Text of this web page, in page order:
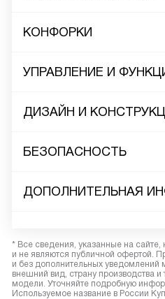
КОНФОРКИ
УПРАВЛЕНИЕ И
ДИЗАЙН И
БЕЗОПАСНОСТЬ
ДОПОЛНИТЕЛЬНАЯ
* Все сведения, указанные на
и не являются публичной офертой.
и без дополнительных уведомлений
внешний вид, страну производства и
модели. Уточняйте подробную
Используемое название в России